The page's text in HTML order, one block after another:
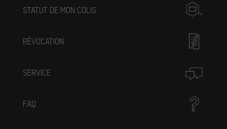
STATUT DE MON COLIS
RÉVOCATION
SERVICE
FAQ